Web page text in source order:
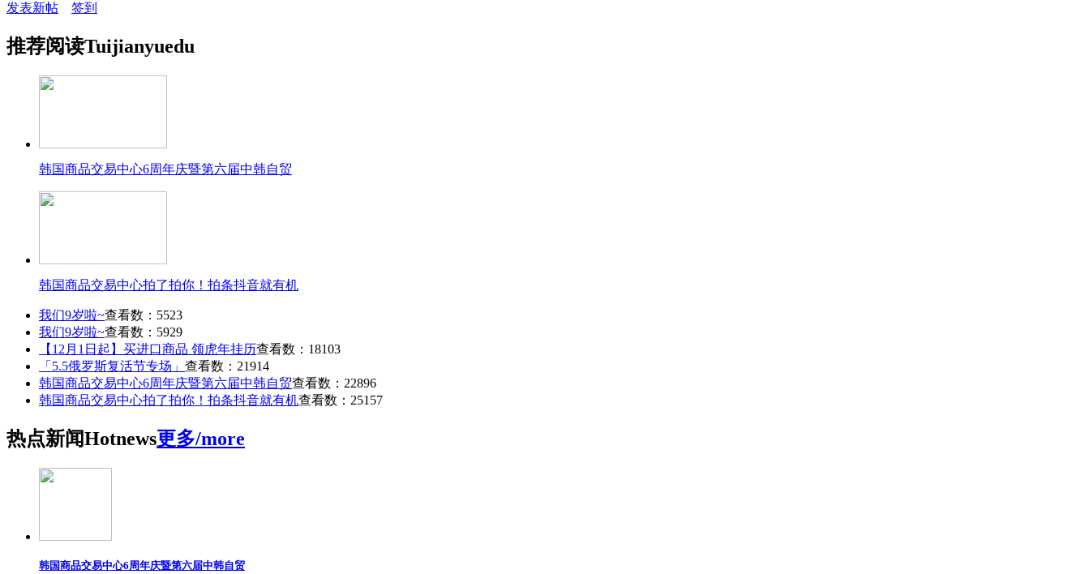
发表新帖
签到
推荐阅读Tuijianyuedu
韩国商品交易中心6周年庆暨第六届中韩自贸
韩国商品交易中心拍了拍你！拍条抖音就有机
我们9岁啦~查看数：5523
我们9岁啦~查看数：5929
【12月1日起】买进口商品 领虎年挂历查看数：18103
「5.5俄罗斯复活节专场」 查看数：21914
韩国商品交易中心6周年庆暨第六届中韩自贸查看数：22896
韩国商品交易中心拍了拍你！拍条抖音就有机查看数：25157
热点新闻Hotnews更多/more
韩国商品交易中心6周年庆暨第六届中韩自贸